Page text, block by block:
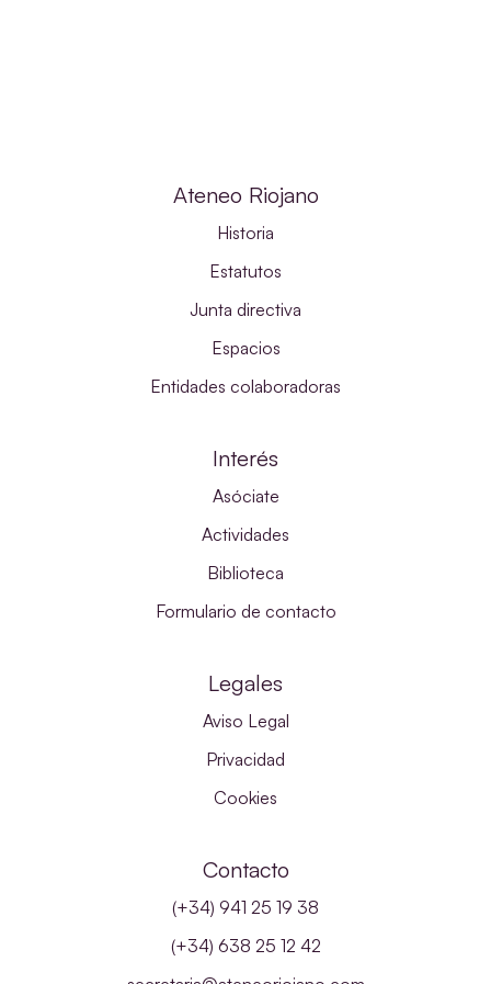
Ateneo Riojano
Historia
Estatutos
Junta directiva
Espacios
Entidades colaboradoras
Interés
Asóciate
Actividades
Biblioteca
Formulario de contacto
Legales
Aviso Legal
Privacidad
Cookies
Contacto
(+34) 941 25 19 38
(+34) 638 25 12 42